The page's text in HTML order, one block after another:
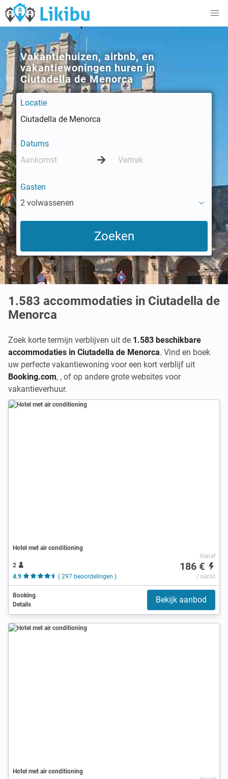
Vakantiehuizen, airbnb, en
vakantiewoningen huren in
Ciutadella de Menorca
Locatie
Datums
Gasten
2 volwassenen
1.583 accommodaties in Ciutadella de
Menorca
Zoek korte termijn verblijven uit de 1.583 beschikbare
accommodaties in Ciutadella de Menorca. Vind en boek
uw perfecte vakantiewoning voor een kort verblijf uit
Booking.com, , of op andere grote websites voor
vakantieverhuur.
Hotel met air conditioning
2
4.9
( 297 beoordelingen )
Vanaf
186 €
/ nacht
Booking
Details
Bekijk aanbod
Hotel met air conditioning